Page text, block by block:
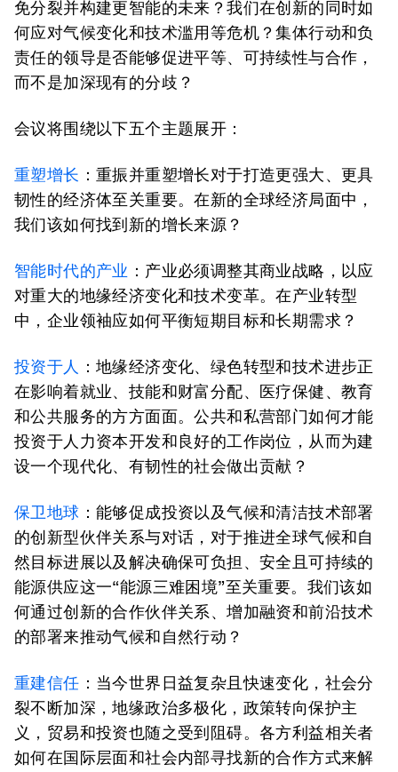
免分裂并构建更智能的未来？我们在创新的同时如
何应对气候变化和技术滥用等危机？集体行动和负
责任的领导是否能够促进平等、可持续性与合作，
而不是加深现有的分歧？
会议将围绕以下五个主题展开：
重塑增长 ：重振并重塑增长对于打造更强大、更具
韧性的经济体至关重要。在新的全球经济局面中，
我们该如何找到新的增长来源？
智能时代的产业 ： 产业必须调整其商业战略，以应
对重大的地缘经济变化和技术变革。在产业转型
中，企业领袖应如何平衡短期目标和长期需求？
投资于人 ：地缘经济变化、绿色转型和技术进步正
在影响着就业、技能和财富分配、医疗保健、教育
和公共服务的方方面面。公共和私营部门如何才能
投资于人力资本开发和良好的工作岗位，从而为建
设一个现代化、有韧性的社会做出贡献？
保卫地球 ：能够促成投资以及气候和清洁技术部署
的创新型伙伴关系与对话，对于推进全球气候和自
然目标进展以及解决确保可负担、安全且可持续的
能源供应这一“能源三难困境”至关重要。我们该如
何通过创新的合作伙伴关系、增加融资和前沿技术
的部署来推动气候和自然行动？
重建信任 ： 当今世界日益复杂且快速变化，社会分
裂不断加深，地缘政治多极化，政策转向保护主
义，贸易和投资也随之受到阻碍。各方利益相关者
如何在国际层面和社会内部寻找新的合作方式来解